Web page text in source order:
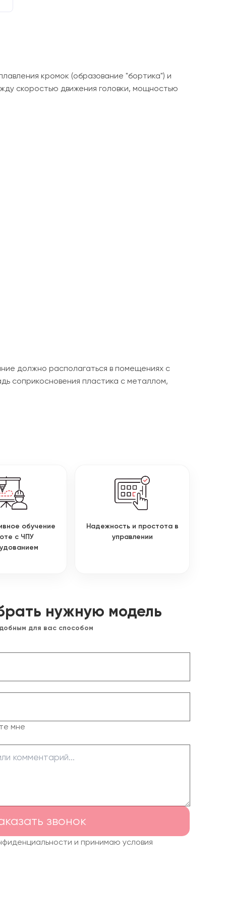
кромок (образование "бортика") и
скоростью движения головки, мощностью
должно располагаться в помещениях с
соприкосновения пластика с металлом,
обучение
с ЧПУ
Надежность и простота в
управлении
нужную модель
для вас способом
мне
звонок
и принимаю условия